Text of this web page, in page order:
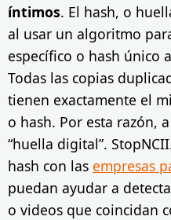
íntimos. El hash, o
al usar un algoritmo
específico o hash único
Todas las copias
tienen exactamente el
o hash. Por esta razón,
“huella digital”.
hash con las empresas
puedan ayudar a
o videos que coincidan